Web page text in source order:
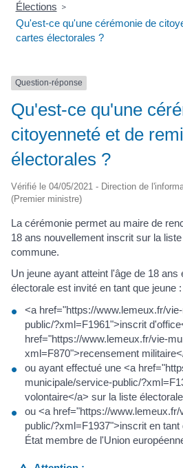
Élections >
Qu'est-ce qu'une cérémonie de
cartes électorales ?
Question-réponse
Qu'est-ce qu'une
citoyenneté et de
électorales ?
Vérifié le 04/05/2021 - Direction de
(Premier ministre)
La cérémonie permet au maire de
18 ans nouvellement inscrit sur la
commune.
Un jeune ayant atteint l'âge de 18 ans
électorale est invité en tant que jeune :
<a href="https://www.lemeux.fr/
public/?xml=F1961">inscrit
href="https://www.lemeux.fr/vie-
xml=F870">recensement
ou ayant effectué une <a
municipale/service-public/
volontaire</a> sur la liste électorale
ou <a href="https://
public/?xml=F1937">inscrit en
État membre de l'Union